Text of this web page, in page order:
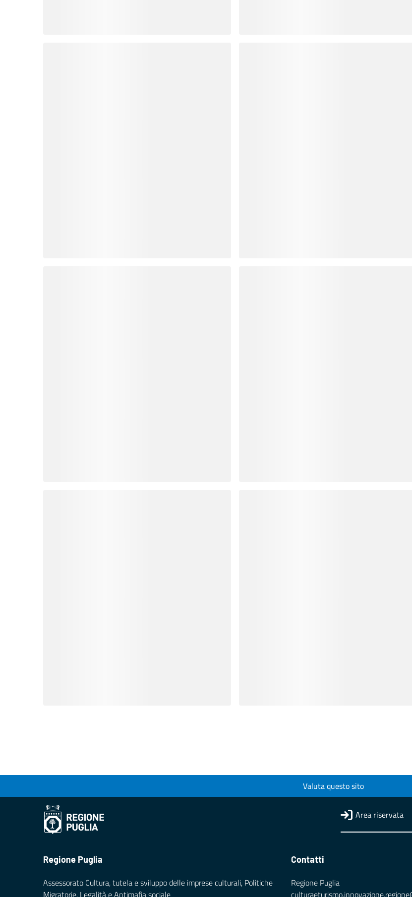
Valuta questo sito
Area riservata
Regione Puglia
Assessorato Cultura, tutela e sviluppo delle imprese culturali, Politiche
Migratorie, Legalità e Antimafia sociale
Contatti
Regione Puglia